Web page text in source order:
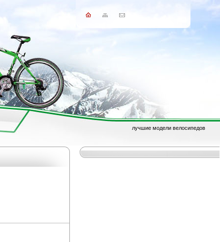
лучшие модели велосипедов